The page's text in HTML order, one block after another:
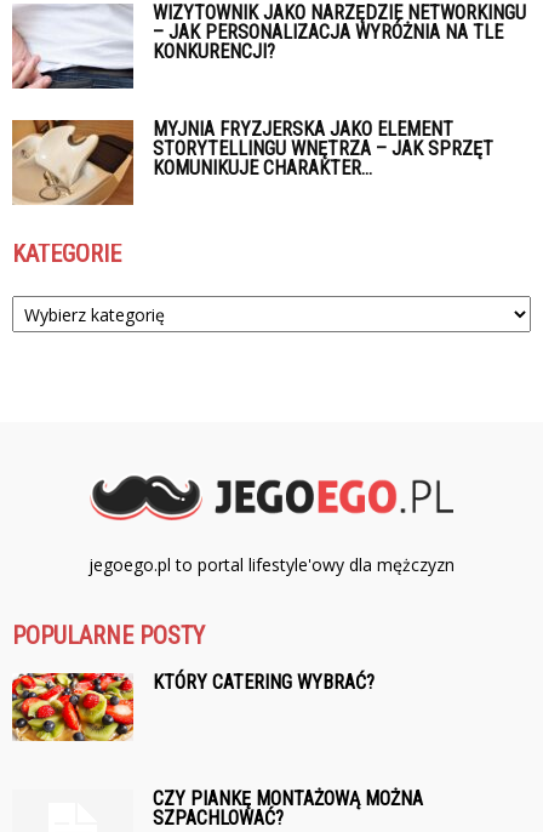
WIZYTOWNIK JAKO NARZĘDZIE NETWORKINGU
– JAK PERSONALIZACJA WYRÓŻNIA NA TLE
KONKURENCJI?
MYJNIA FRYZJERSKA JAKO ELEMENT
STORYTELLINGU WNĘTRZA – JAK SPRZĘT
KOMUNIKUJE CHARAKTER...
KATEGORIE
Kategorie
jegoego.pl to portal lifestyle'owy dla mężczyzn
POPULARNE POSTY
KTÓRY CATERING WYBRAĆ?
CZY PIANKĘ MONTAŻOWĄ MOŻNA
SZPACHLOWAĆ?